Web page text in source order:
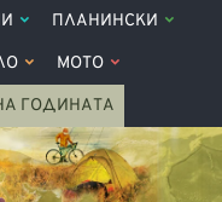
ПЛАНИНСКИ
МОТО
ГОДИНАТА